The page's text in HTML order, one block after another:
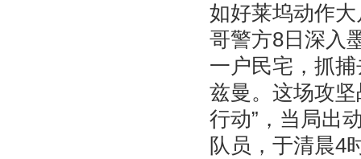
如好莱坞动作
哥警方8日深入
一户民宅，抓
兹曼。这场攻
行动”，当局出
队员，于清晨4